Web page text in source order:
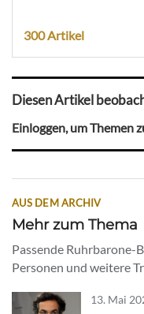
300 Artikel
Diesen Artikel
Einloggen, um Themen
AUS DEM ARCHIV
Mehr zum Thema
Passende Ruhrbarone-
Personen und weitere
13. Mai